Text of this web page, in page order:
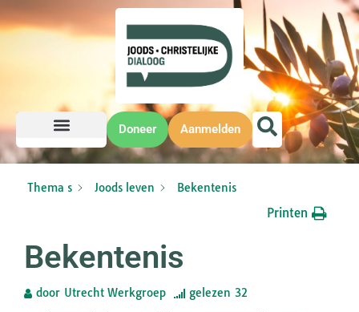
Doneer Aanmelden
Thema s Joods leven Bekentenis
Printen
Bekentenis
door Utrecht Werkgroep gelezen 32